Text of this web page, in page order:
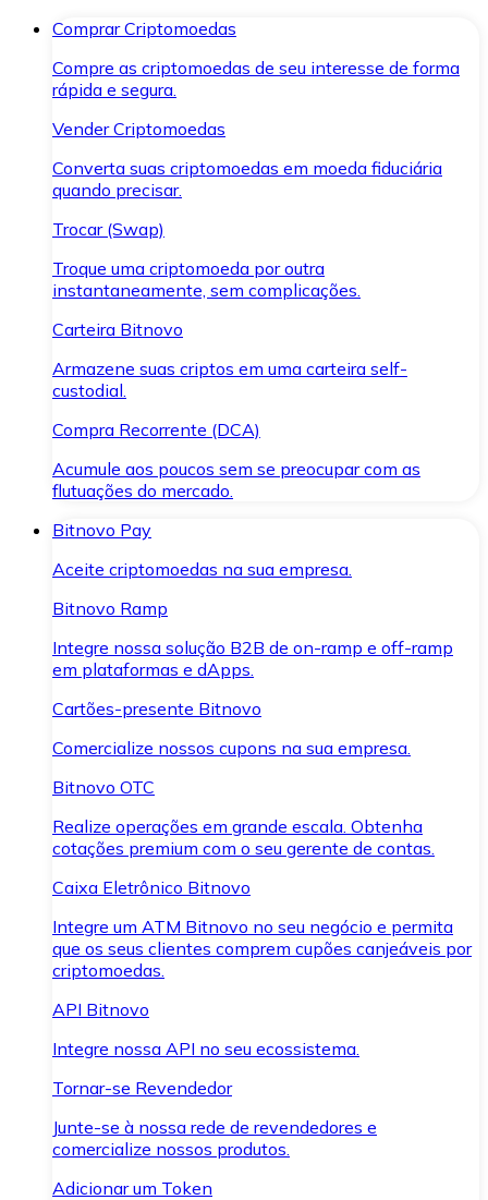
Comprar Criptomoedas
Compre as criptomoedas de seu interesse de forma
rápida e segura.
Vender Criptomoedas
Converta suas criptomoedas em moeda fiduciária
quando precisar.
Trocar (Swap)
Troque uma criptomoeda por outra
instantaneamente, sem complicações.
Carteira Bitnovo
Armazene suas criptos em uma carteira self-
custodial.
Compra Recorrente (DCA)
Acumule aos poucos sem se preocupar com as
flutuações do mercado.
Bitnovo Pay
Aceite criptomoedas na sua empresa.
Bitnovo Ramp
Integre nossa solução B2B de on-ramp e off-ramp
em plataformas e dApps.
Cartões-presente Bitnovo
Comercialize nossos cupons na sua empresa.
Bitnovo OTC
Realize operações em grande escala. Obtenha
cotações premium com o seu gerente de contas.
Caixa Eletrônico Bitnovo
Integre um ATM Bitnovo no seu negócio e permita
que os seus clientes comprem cupões canjeáveis por
criptomoedas.
API Bitnovo
Integre nossa API no seu ecossistema.
Tornar-se Revendedor
Junte-se à nossa rede de revendedores e
comercialize nossos produtos.
Adicionar um Token